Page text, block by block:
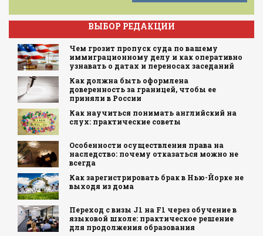
ВЫБОР РЕДАКЦИИ
Чем грозит пропуск суда по вашему
иммиграционному делу и как оперативно
узнавать о датах и переносах заседаний
Как должна быть оформлена
доверенность за границей, чтобы ее
приняли в России
Как научиться понимать английский на
слух: практические советы
Особенности осуществления права на
наследство: почему отказаться можно не
всегда
Как зарегистрировать брак в Нью-Йорке не
выходя из дома
Переход с визы J1 на F1 через обучение в
языковой школе: практическое решение
для продолжения образования